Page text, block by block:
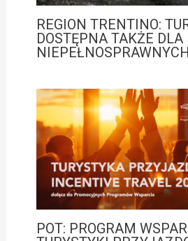
REGION TRENTINO:
DOSTĘPNA TAKŻE DLA
NIEPEŁNOSPRAWNYCH
POT: PROGRAM